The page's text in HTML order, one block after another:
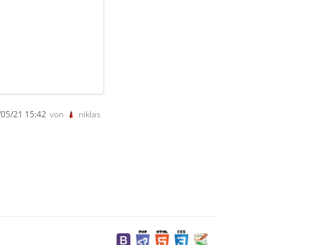
21 15:42 von niklas